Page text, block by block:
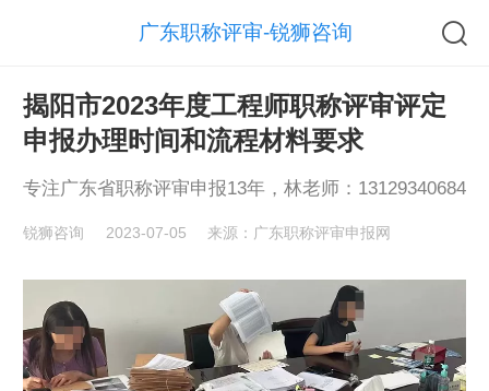
广东职称评审-锐狮咨询
揭阳市2023年度工程师职称评审评定
申报办理时间和流程材料要求
专注广东省职称评审申报13年，林老师：13129340684
锐狮咨询 2023-07-05 来源：广东职称评审申报网